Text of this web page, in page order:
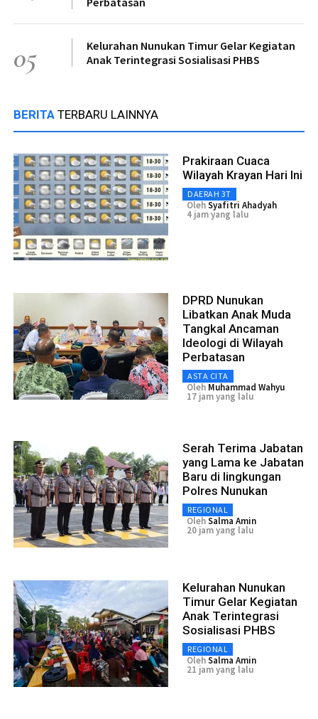
05
Kelurahan Nunukan Timur Gelar Kegiatan
Anak Terintegrasi Sosialisasi PHBS
BERITA TERBARU LAINNYA
Prakiraan Cuaca
Wilayah Krayan Hari Ini
DAERAH 3T
OlehSyafitri Ahadyah
4 jam yang lalu
DPRD Nunukan
Libatkan Anak Muda
Tangkal Ancaman
Ideologi di Wilayah
Perbatasan
ASTA CITA
Oleh Muhammad Wahyu
17 jam yang lalu
Serah Terima Jabatan
yang Lama ke Jabatan
Baru di lingkungan
Polres Nunukan
REGIONAL
OlehSalma Amin
20 jam yang lalu
Kelurahan Nunukan
Timur Gelar Kegiatan
Anak Terintegrasi
Sosialisasi PHBS
REGIONAL
OlehSalma Amin
21 jam yang lalu